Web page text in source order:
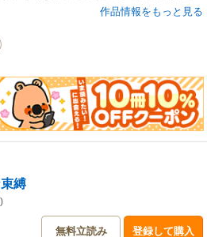
と同居することになって、バカンス計画
作品情報をもっと見る
縛
無料立読み 登録して購入